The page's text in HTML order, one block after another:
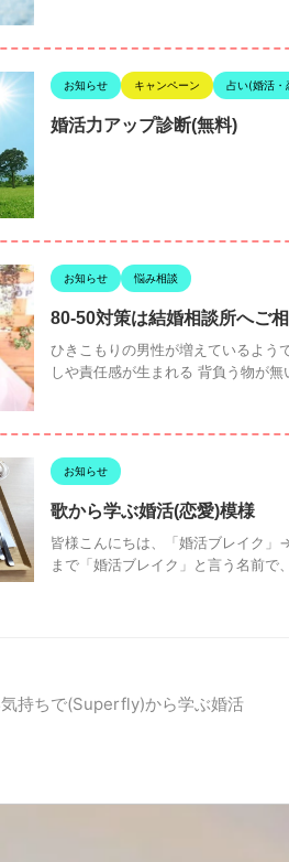
お知らせ キャンペーン 占い(婚活・
婚活力アップ診断(無料)
お知らせ 悩み相談
80-50対策は結婚相談所へご
ひきこもりの男性が増えているよう
しや責任感が生まれる 背負う物が
お知らせ
歌から学ぶ婚活(恋愛)模様
皆様こんにちは、「婚活ブレイク
まで「婚活ブレイク」と言う名前で
持ちで(Superfly)から学ぶ婚活